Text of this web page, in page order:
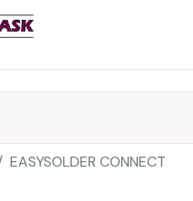
EASYSOLDER CONNECT